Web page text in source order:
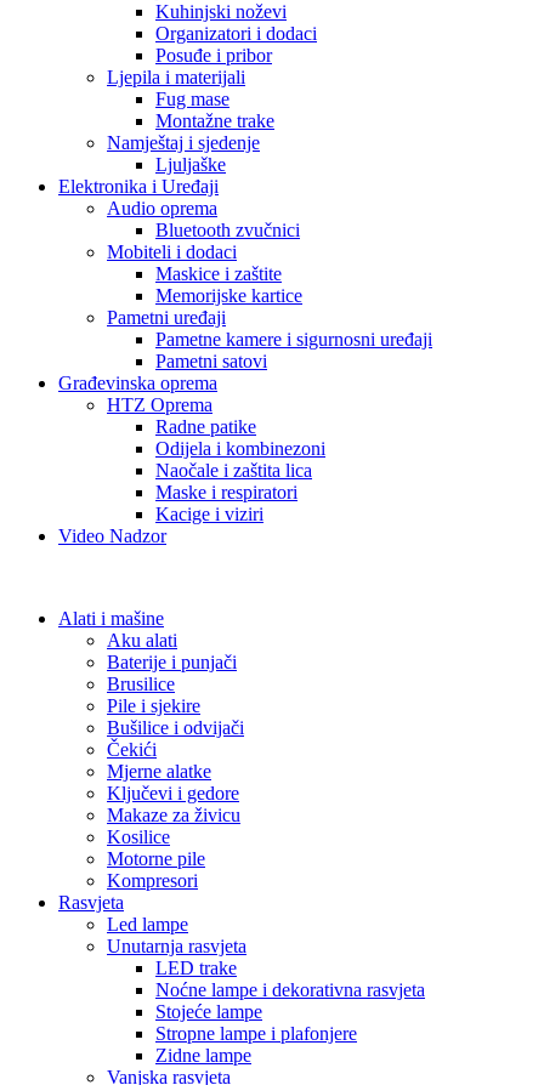
Kuhinjski noževi
Organizatori i dodaci
Posuđe i pribor
Ljepila i materijali
Fug mase
Montažne trake
Namještaj i sjedenje
Ljuljaške
Elektronika i Uređaji
Audio oprema
Bluetooth zvučnici
Mobiteli i dodaci
Maskice i zaštite
Memorijske kartice
Pametni uređaji
Pametne kamere i sigurnosni uređaji
Pametni satovi
Građevinska oprema
HTZ Oprema
Radne patike
Odijela i kombinezoni
Naočale i zaštita lica
Maske i respiratori
Kacige i viziri
Video Nadzor
Alati i mašine
Aku alati
Baterije i punjači
Brusilice
Pile i sjekire
Bušilice i odvijači
Čekići
Mjerne alatke
Ključevi i gedore
Makaze za živicu
Kosilice
Motorne pile
Kompresori
Rasvjeta
Led lampe
Unutarnja rasvjeta
LED trake
Noćne lampe i dekorativna rasvjeta
Stojeće lampe
Stropne lampe i plafonjere
Zidne lampe
Vanjska rasvjeta